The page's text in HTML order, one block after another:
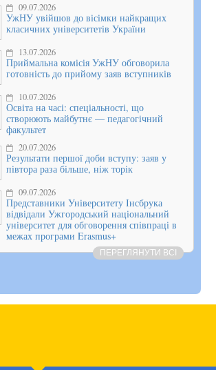
09.07.2026
УжНУ увійшов до вісімки найкращих
класичних університетів України
13.07.2026
Приймальна комісія УжНУ обговорила
готовність до прийому заяв вступників
10.07.2026
Освіта на часі: спеціальності, що
створюють майбутнє — педагогічний
факультет
20.07.2026
Результати першої доби вступу: заяв у
півтора раза більше, ніж торік
09.07.2026
Представники Університету Інсбрука
відвідали Ужгородський національний
університет для обговорення співпраці в
межах програми Erasmus+
ПЕРЕГЛЯНУТИ ВСІ